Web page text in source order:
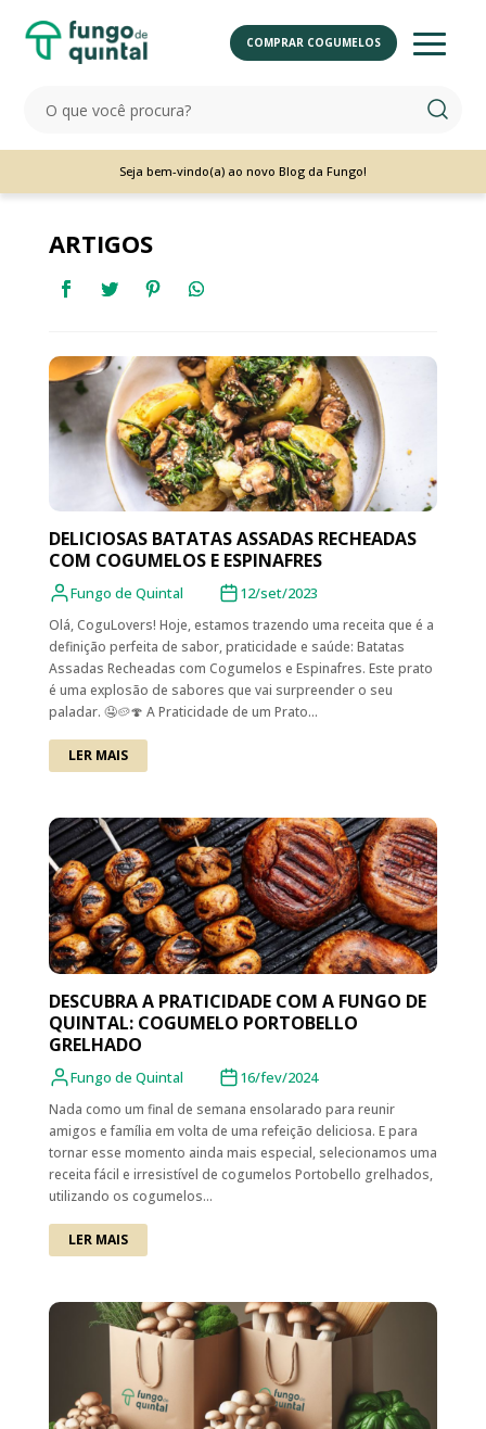
COMPRAR COGUMELOS
Seja bem-vindo(a) ao novo Blog da Fungo!
ARTIGOS
DELICIOSAS BATATAS ASSADAS RECHEADAS
COM COGUMELOS E ESPINAFRES
Fungo de Quintal 12/set/2023
Olá, CoguLovers! Hoje, estamos trazendo uma receita que é a
definição perfeita de sabor, praticidade e saúde: Batatas
Assadas Recheadas com Cogumelos e Espinafres. Este prato
é uma explosão de sabores que vai surpreender o seu
paladar. 🤤🥔🍄 A Praticidade de um Prato...
LER MAIS
DESCUBRA A PRATICIDADE COM A FUNGO DE
QUINTAL: COGUMELO PORTOBELLO
GRELHADO
Fungo de Quintal 16/fev/2024
Nada como um final de semana ensolarado para reunir
amigos e família em volta de uma refeição deliciosa. E para
tornar esse momento ainda mais especial, selecionamos uma
receita fácil e irresistível de cogumelos Portobello grelhados,
utilizando os cogumelos...
LER MAIS